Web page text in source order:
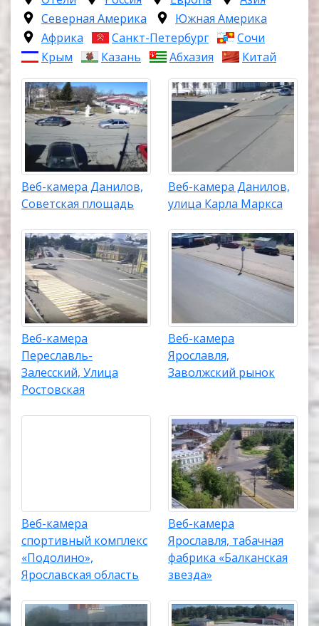
Северная Америка
Южная Америка
Африка
Санкт-Петербург
Сочи
Крым
Казань Абхазия Китай
Веб-камера Данилов,
Советская площадь
Веб-камера Данилов,
улица Карла Маркса
Веб-камера
Переславль-
Залесский, Улица
Ростовская
Веб-камера
Ярославля,
Заволжский рынок
Веб-камера
спортивный комплекс
«Подолино»,
Ярославская область
Веб-камера
Ярославля, табачная
фабрика «Балканская
звезда»